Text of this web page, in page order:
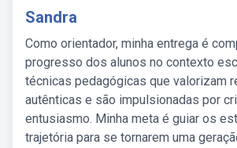
Sandra
Como orientador, minha entrega é
progresso dos alunos no contexto
técnicas pedagógicas que valorizam
autênticas e são impulsionadas por
entusiasmo. Minha meta é guiar os
trajetória para se tornarem uma